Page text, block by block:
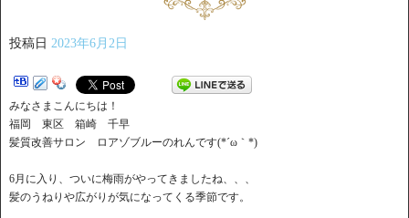
投稿日 2023年6月2日
みなさまこんにちは！
福岡 東区 箱崎 千早
髪質改善サロン ロアゾブルーのれんです(*´ω｀*)
6月に入り、ついに梅雨がやってきましたね、、、
髪のうねりや広がりが気になってくる季節です。